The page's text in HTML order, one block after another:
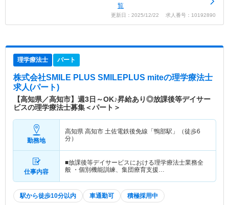
覧
更新日：2025/12/22 求人番号：10192890
理学療法士 パート
株式会社SMILE PLUS SMILEPLUS miteの理学療法士
求人(パート)
【高知県／高知市】週3日～OK♪昇給あり◎放課後等デイサー
ビスの理学療法士募集＜パート＞
勤務地
高知県 高知市 土佐電鉄後免線「鴨部駅」（徒歩6
分）
仕事内容
■放課後等デイサービスにおける理学療法士業務全
般 ・個別機能訓練、集団療育支援…
駅から徒歩10分以内 車通勤可 積極採用中